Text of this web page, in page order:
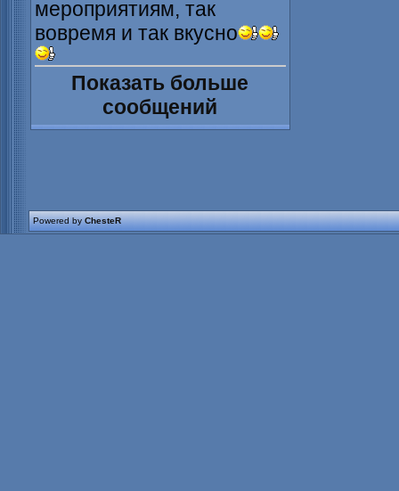
мероприятиям, так
вовремя и так вкусно
Показать больше
сообщений
Powered byChesteR